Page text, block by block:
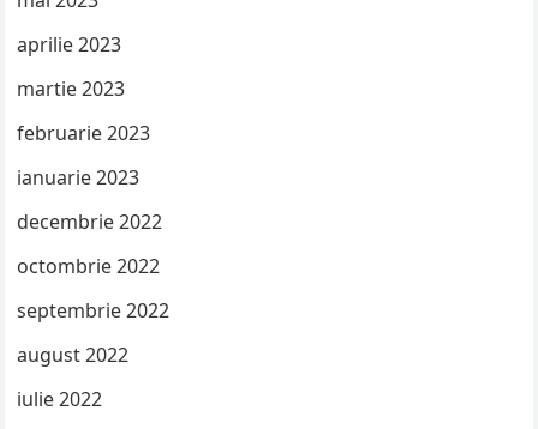
aprilie 2023
martie 2023
februarie 2023
ianuarie 2023
decembrie 2022
octombrie 2022
septembrie 2022
august 2022
iulie 2022